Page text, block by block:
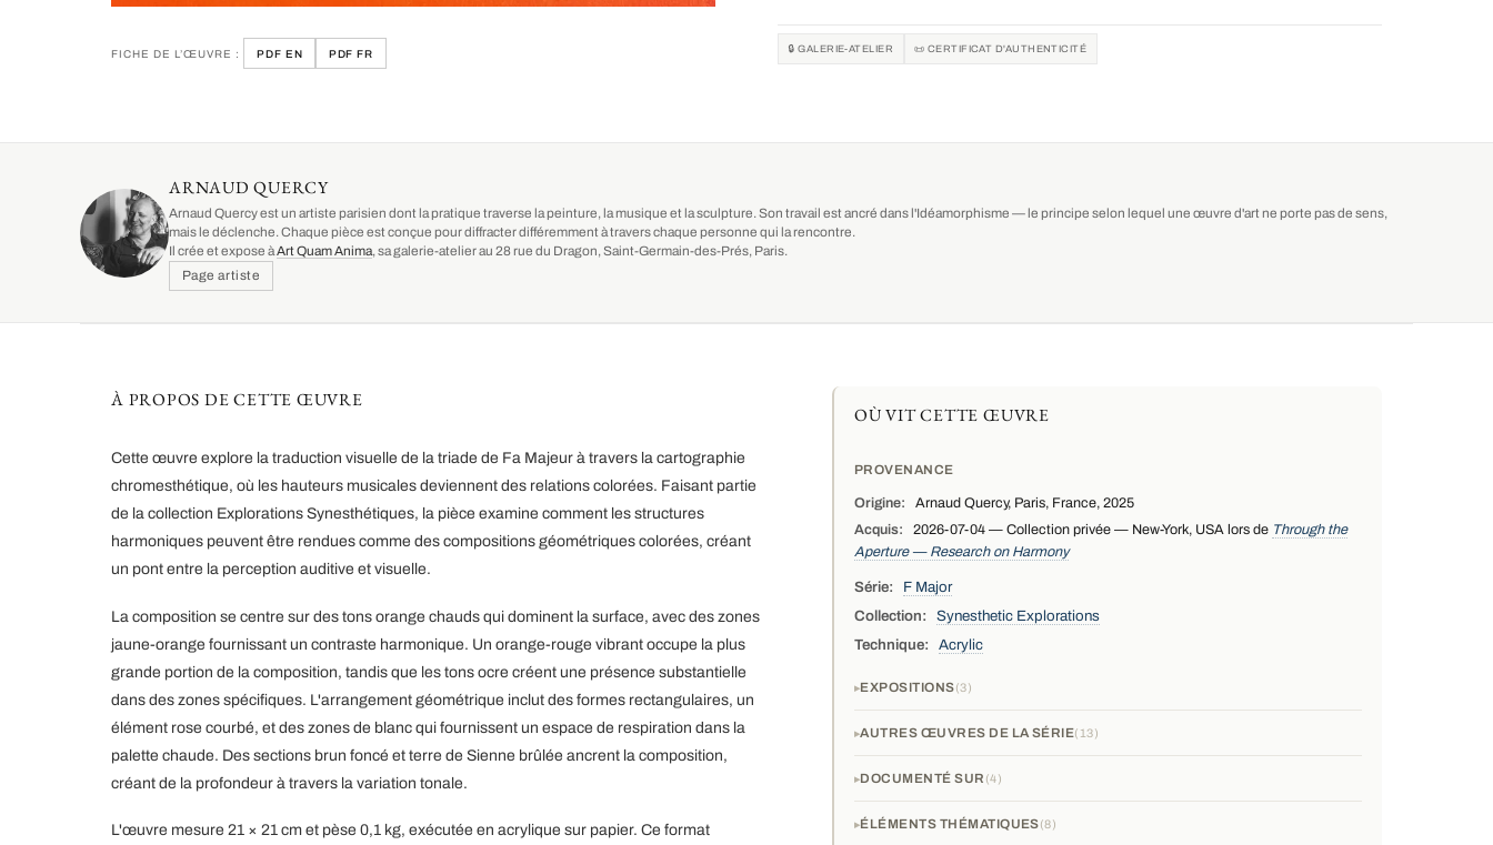
FICHE DE L’ŒUVRE : PDF EN PDF FR 🔒 GALERIE-ATELIER 📜 CERTIFICAT D'AUTHENTICITÉ
ARNAUD QUERCY
Arnaud Quercy est un artiste parisien dont la pratique traverse la peinture, la musique et la sculpture. Son travail est ancré dans l'Idéamorphisme — le principe selon lequel une œuvre d'art ne porte pas de sens,
mais le déclenche. Chaque pièce est conçue pour diffracter différemment à travers chaque personne qui la rencontre.
Il crée et expose àArt Quam Anima, sa galerie-atelier au 28 rue du Dragon, Saint-Germain-des-Prés, Paris.
Page artiste
À PROPOS DE CETTE ŒUVRE
Cette œuvre explore la traduction visuelle de la triade de Fa Majeur à travers la cartographie
chromesthétique, où les hauteurs musicales deviennent des relations colorées. Faisant partie
de la collection Explorations Synesthétiques, la pièce examine comment les structures
harmoniques peuvent être rendues comme des compositions géométriques colorées, créant
un pont entre la perception auditive et visuelle.
La composition se centre sur des tons orange chauds qui dominent la surface, avec des zones
jaune-orange fournissant un contraste harmonique. Un orange-rouge vibrant occupe la plus
grande portion de la composition, tandis que les tons ocre créent une présence substantielle
dans des zones spécifiques. L'arrangement géométrique inclut des formes rectangulaires, un
élément rose courbé, et des zones de blanc qui fournissent un espace de respiration dans la
palette chaude. Des sections brun foncé et terre de Sienne brûlée ancrent la composition,
créant de la profondeur à travers la variation tonale.
L'œuvre mesure 21 × 21 cm et pèse 0,1 kg, exécutée en acrylique sur papier. Ce format
OÙ VIT CETTE ŒUVRE
PROVENANCE
Origine:
Arnaud Quercy, Paris, France, 2025
Acquis:
2026-07-04 — Collection privée — New-York, USA lors de Through the
Aperture — Research on Harmony
Série:
F Major
Collection:
Synesthetic Explorations
Technique:
Acrylic
EXPOSITIONS 3
AUTRES ŒUVRES DE LA SÉRIE 13
DOCUMENTÉ SUR 4
ÉLÉMENTS THÉMATIQUES 8